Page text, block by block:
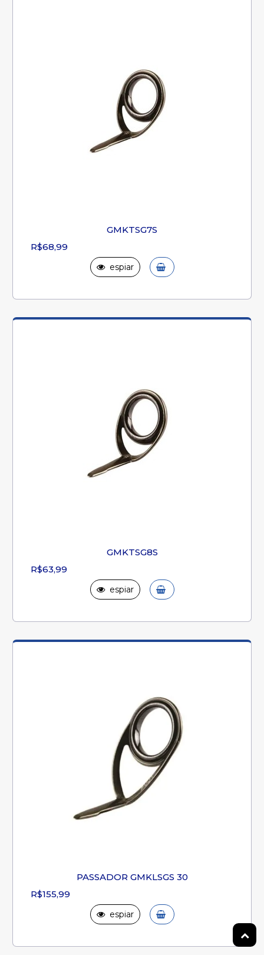
GMKTSG7S
R$68,99
espiar
GMKTSG8S
R$63,99
espiar
PASSADOR GMKLSGS 30
R$155,99
espiar